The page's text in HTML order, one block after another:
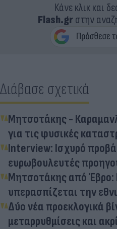
Κάνε κλικ και
Flash.grστην
Διάβασε σχετικά
Μητσοτάκης -
για τις φυσικές
Interview: Ισχυρό
ευρωβουλευτές
Μητσοτάκης από Έβρο:
υπερασπίζεται την
Δύο νέα προεκλογικά
μεταρρυθμίσεις και